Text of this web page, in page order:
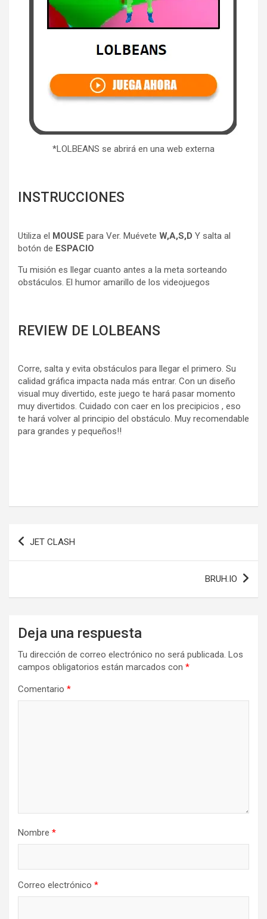
*LOLBEANS se abrirá en una web externa
INSTRUCCIONES
Utiliza el MOUSE para Ver. Muévete W,A,S,D Y salta al
botón de ESPACIO
Tu misión es llegar cuanto antes a la meta sorteando
obstáculos. El humor amarillo de los videojuegos
REVIEW DE LOLBEANS
Corre, salta y evita obstáculos para llegar el primero. Su
calidad gráfica impacta nada más entrar. Con un diseño
visual muy divertido, este juego te hará pasar momento
muy divertidos. Cuidado con caer en los precipicios , eso
te hará volver al principio del obstáculo. Muy recomendable
para grandes y pequeños!!
Navegación
JET CLASH
BRUH.IO
Deja una respuesta
Tu dirección de correo electrónico no será publicada. Los
campos obligatorios están marcados con *
Comentario *
Nombre *
Correo electrónico *